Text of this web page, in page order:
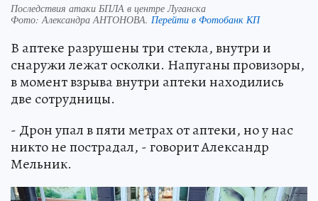
Последствия атаки БПЛА в центре Луганска
Фото: Александра АНТОНОВА. Перейти в Фотобанк КП
В аптеке разрушены три стекла, внутри и
снаружи лежат осколки. Напуганы провизоры,
в момент взрыва внутри аптеки находились
две сотрудницы.
- Дрон упал в пяти метрах от аптеки, но у нас
никто не пострадал, - говорит Александр
Мельник.